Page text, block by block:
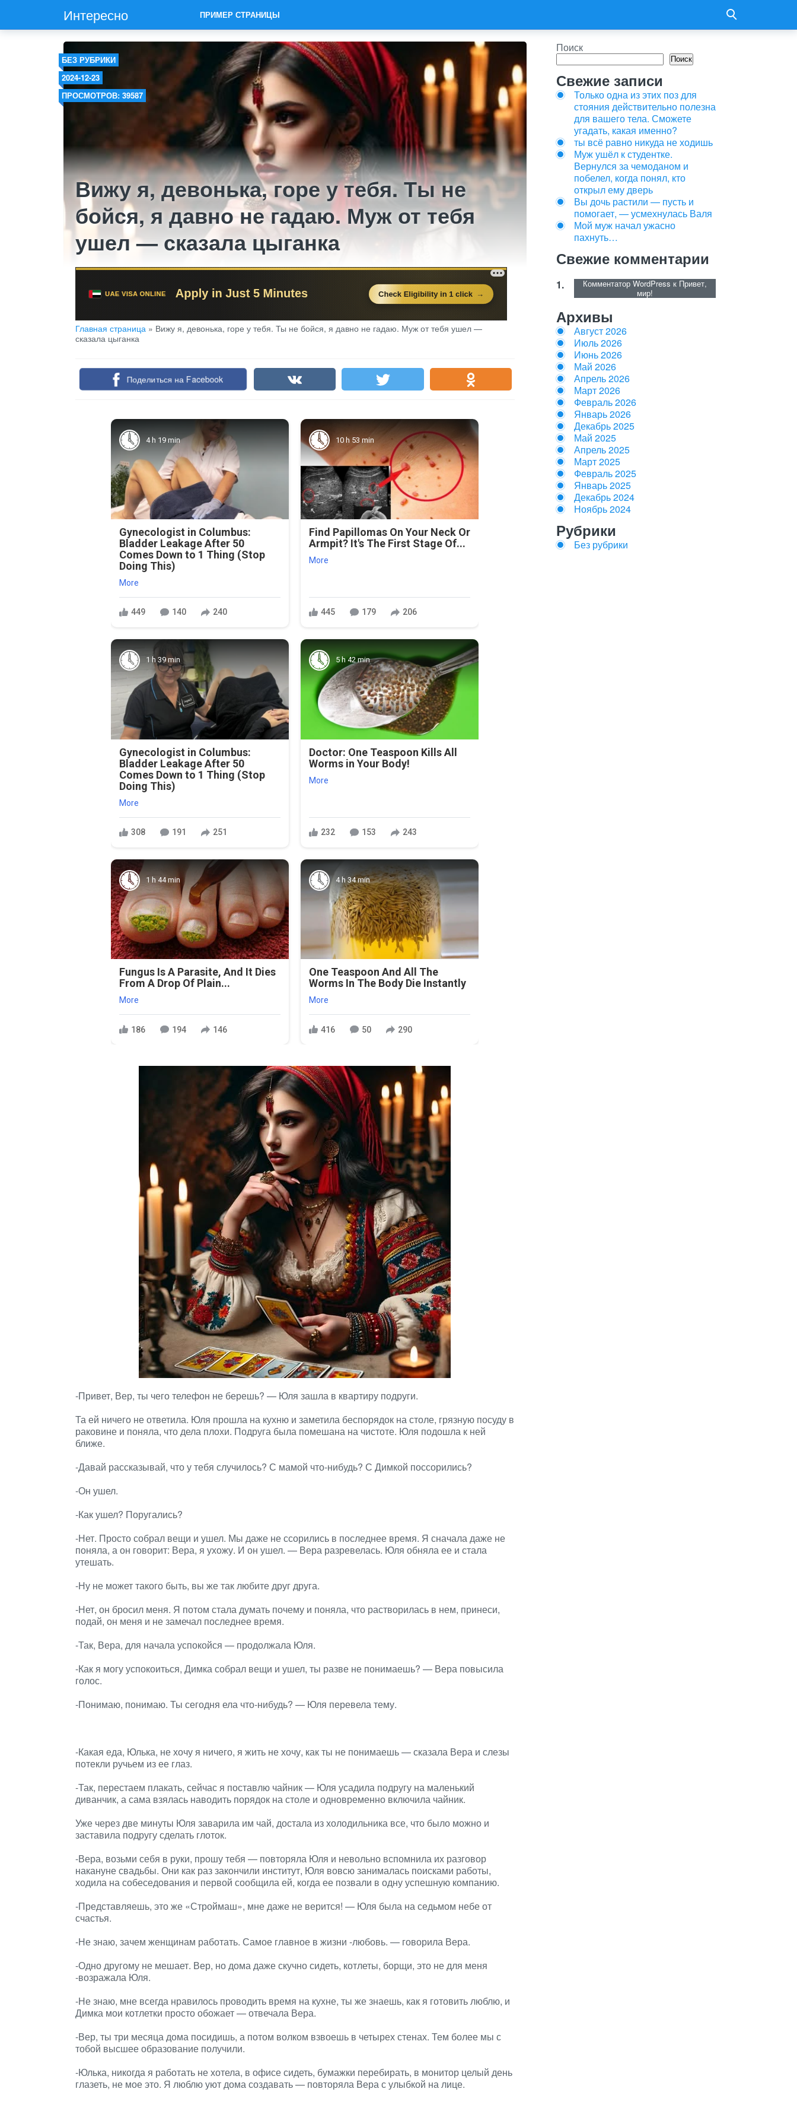
Интересно ПРИМЕР СТРАНИЦЫ
БЕЗ РУБРИКИ
2024-12-23
ПРОСМОТРОВ: 39587
Вижу я, девонька, горе у тебя. Ты не
бойся, я давно не гадаю. Муж от тебя
ушел — сказала цыганка
Главная страница » Вижу я, девонька, горе у тебя. Ты не бойся, я давно не гадаю. Муж от тебя ушел —
сказала цыганка
Поделиться на Facebook
4 h 19 min
Gynecologist in Columbus:
Bladder Leakage After 50
Comes Down to 1 Thing (Stop
Doing This)
More
449 140 240
10 h 53 min
Find Papillomas On Your Neck Or
Armpit? It's The First Stage Of...
More
445 179 206
1 h 39 min
Gynecologist in Columbus:
Bladder Leakage After 50
Comes Down to 1 Thing (Stop
Doing This)
More
308 191 251
5 h 42 min
Doctor: One Teaspoon Kills All
Worms in Your Body!
More
232 153 243
1 h 44 min
Fungus Is A Parasite, And It Dies
From A Drop Of Plain...
More
186 194 146
4 h 34 min
One Teaspoon And All The
Worms In The Body Die Instantly
More
416 50 290
-Привет, Вер, ты чего телефон не берешь? — Юля зашла в квартиру подруги.
Та ей ничего не ответила. Юля прошла на кухню и заметила беспорядок на столе, грязную посуду в
раковине и поняла, что дела плохи. Подруга была помешана на чистоте. Юля подошла к ней
ближе.
-Давай рассказывай, что у тебя случилось? С мамой что-нибудь? С Димкой поссорились?
-Он ушел.
-Как ушел? Поругались?
-Нет. Просто собрал вещи и ушел. Мы даже не ссорились в последнее время. Я сначала даже не
поняла, а он говорит: Вера, я ухожу. И он ушел. — Вера разревелась. Юля обняла ее и стала
утешать.
-Ну не может такого быть, вы же так любите друг друга.
-Нет, он бросил меня. Я потом стала думать почему и поняла, что растворилась в нем, принеси,
подай, он меня и не замечал последнее время.
-Так, Вера, для начала успокойся — продолжала Юля.
-Как я могу успокоиться, Димка собрал вещи и ушел, ты разве не понимаешь? — Вера повысила
голос.
-Понимаю, понимаю. Ты сегодня ела что-нибудь? — Юля перевела тему.
-Какая еда, Юлька, не хочу я ничего, я жить не хочу, как ты не понимаешь — сказала Вера и слезы
потекли ручьем из ее глаз.
-Так, перестаем плакать, сейчас я поставлю чайник — Юля усадила подругу на маленький
диванчик, а сама взялась наводить порядок на столе и одновременно включила чайник.
Уже через две минуты Юля заварила им чай, достала из холодильника все, что было можно и
заставила подругу сделать глоток.
-Вера, возьми себя в руки, прошу тебя — повторяла Юля и невольно вспомнила их разговор
накануне свадьбы. Они как раз закончили институт, Юля вовсю занималась поисками работы,
ходила на собеседования и первой сообщила ей, когда ее позвали в одну успешную компанию.
-Представляешь, это же «Строймаш», мне даже не верится! — Юля была на седьмом небе от
счастья.
-Не знаю, зачем женщинам работать. Самое главное в жизни -любовь. — говорила Вера.
-Одно другому не мешает. Вер, но дома даже скучно сидеть, котлеты, борщи, это не для меня
-возражала Юля.
-Не знаю, мне всегда нравилось проводить время на кухне, ты же знаешь, как я готовить люблю, и
Димка мои котлетки просто обожает — отвечала Вера.
-Вер, ты три месяца дома посидишь, а потом волком взвоешь в четырех стенах. Тем более мы с
тобой высшее образование получили.
-Юлька, никогда я работать не хотела, в офисе сидеть, бумажки перебирать, в монитор целый день
глазеть, не мое это. Я люблю уют дома создавать — повторяла Вера с улыбкой на лице.
Поиск
Поиск
Свежие записи
Только одна из этих поз для
стояния действительно полезна
для вашего тела. Сможете
угадать, какая именно?
ты всё равно никуда не ходишь
Муж ушёл к студентке.
Вернулся за чемоданом и
побелел, когда понял, кто
открыл ему дверь
Вы дочь растили — пусть и
помогает, — усмехнулась Валя
Мой муж начал ужасно
пахнуть…
Свежие комментарии
Комментатор WordPress к Привет,
мир!
Архивы
Август 2026
Июль 2026
Июнь 2026
Май 2026
Апрель 2026
Март 2026
Февраль 2026
Январь 2026
Декабрь 2025
Май 2025
Апрель 2025
Март 2025
Февраль 2025
Январь 2025
Декабрь 2024
Ноябрь 2024
Рубрики
Без рубрики